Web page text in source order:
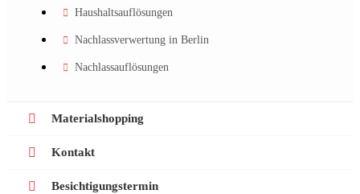
Haushaltsauflösungen
Nachlassverwertung in Berlin
Nachlassauflösungen
Materialshopping
Kontakt
Besichtigungstermin